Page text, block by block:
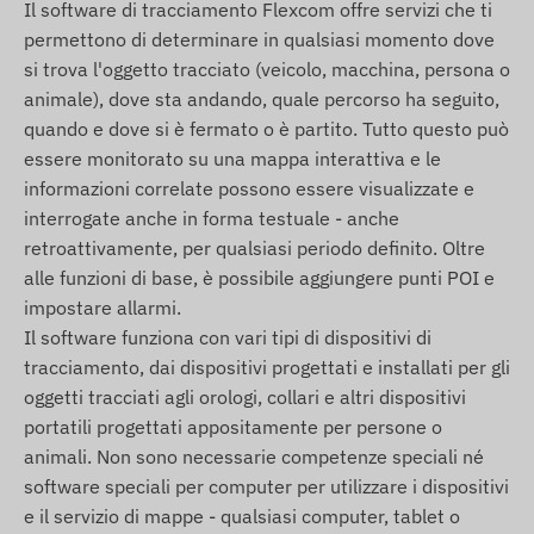
dei dati, nonché la comunicazione con il telefono
del proprietario o, nel caso dell'uso di un software
di tracciamento, con il sistema centrale di raccolta
e elaborazione dati. Il dispositivo comunica
tramite le reti degli operatori mobili, utilizzando
una scheda SIM inserita (sostituibile).
Regioni operative
Il dispositivo e compatibile con le reti GSM
operanti nelle seguenti regioni:
2G: Mondo
Opzioni di acquisto
Se acquisti solo il dispositivo (senza
abbonamento software), lo consegniamo con le
impostazioni di fabbrica. Sara tua responsabilita
Il software di tracciamento Flexcom offre servizi che ti
permettono di determinare in qualsiasi momento dove
si trova l'oggetto tracciato (veicolo, macchina, persona o
animale), dove sta andando, quale percorso ha seguito,
quando e dove si è fermato o è partito. Tutto questo può
essere monitorato su una mappa interattiva e le
informazioni correlate possono essere visualizzate e
interrogate anche in forma testuale - anche
retroattivamente, per qualsiasi periodo definito. Oltre
alle funzioni di base, è possibile aggiungere punti POI e
impostare allarmi.
Il software funziona con vari tipi di dispositivi di
tracciamento, dai dispositivi progettati e installati per gli
oggetti tracciati agli orologi, collari e altri dispositivi
portatili progettati appositamente per persone o
animali. Non sono necessarie competenze speciali né
software speciali per computer per utilizzare i dispositivi
e il servizio di mappe - qualsiasi computer, tablet o